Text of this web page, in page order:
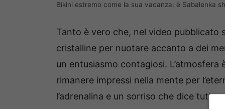
Bikini estremo come la sua vacanza: è Sabalenka
Tanto è vero che, nel video pubblicato
cristalline per nuotare accanto a dei
un entusiasmo contagiosi.
rimanere impressi nella mente per
l’adrenalina e un sorriso che dice tutto.